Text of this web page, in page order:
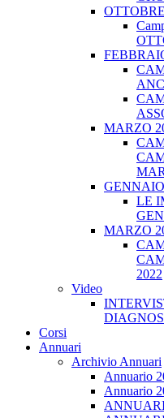
MARZO
LE
MARZO
2022
Video
Corsi
Annuari
Archivio Annuari
Annuario
Annuario